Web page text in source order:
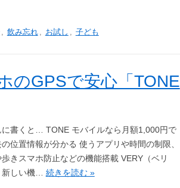
, 飲み忘れ , お試し , 子ども
のGPSで安心「TONE
に書くと… TONE モバイルなら月額1,000円で
位置情報が分かる 使うアプリや時間の制限、
きスマホ防止などの機能搭載 VERY（ベリ
新しい機… 続きを読む »